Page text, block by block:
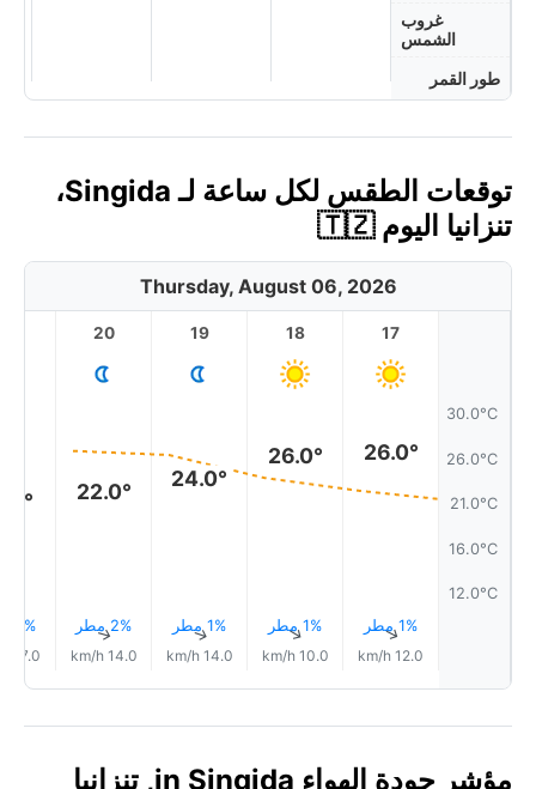
غروب
الشمس
طور القمر
توقعات الطقس لكل ساعة لـ Singida،
تنزانيا اليوم 🇹🇿
Thursday, August 06, 2026
30.0°C
26.0°C
21.0°C
16.0°C
12.0°C
17
26.0°
1% مطر↑
12.0 km/h
18
26.0°
1% مطر↑
10.0 km/h
19
24.0°
1% مطر↑
14.0 km/h
20
22.0°
2% مطر↑
14.0 km/h
2% مطر
17.0 km/h
مؤشر جودة الهواء in Singida, تنزانيا